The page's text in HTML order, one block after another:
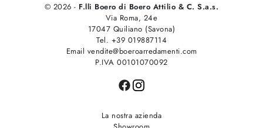
© 2026 - F.lli Boero di Boero Attilio & C. S.a.s.
Via Roma, 24e
17047 Quiliano (Savona)
Tel. +39 019887114
Email vendite@boeroarredamenti.com
P.IVA 00101070092
La nostra azienda